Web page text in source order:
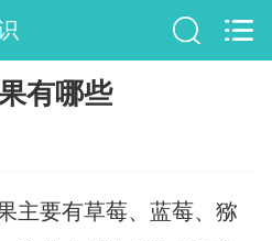
有哪些
主要有草莓、蓝莓、猕